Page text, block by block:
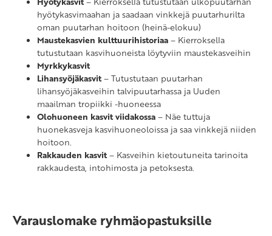
hyötykasvimaahan ja saadaan vinkkejä puutarhurilta
oman puutarhan hoitoon (heinä-elokuu)
Maustekasvien kulttuurihistoriaa– Kierroksella
tutustutaan kasvihuoneista löytyviin maustekasveihin
Myrkkykasvit
Lihansyöjäkasvit– Tutustutaan puutarhan
lihansyöjäkasveihin talvipuutarhassa ja Uuden
maailman tropiikki -huoneessa
Olohuoneen kasvit viidakossa– Näe tuttuja
huonekasveja kasvihuoneoloissa ja saa vinkkejä niiden
hoitoon.
Rakkauden kasvit– Kasveihin kietoutuneita tarinoita
rakkaudesta, intohimosta ja petoksesta.
Varauslomake ryhmäopastuksille